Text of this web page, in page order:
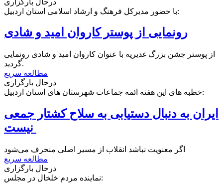
با حضور مدیرکل فرهنگ و ارشاد اسلامی استان اردبیل:
رونمایی از پوستر کاروان امید و شادی
از پوستر جشن بزرگ غدیریه با عنوان کاروان امید و شادی رونمایی
گردید.
مطالعه سریع
درحال بارگزاری
خطبه های این هفته ائمه جماعات شهرستان های استان اردبیل:
ایران به دنبال دستیابی به سلاح کشتار جمعی
اگر معنویت نباشد انقلاب از مسیر اصلی منحرف می‌شود
مطالعه سریع
درحال بارگزاری
نماینده مردم خلخال در مجلس: